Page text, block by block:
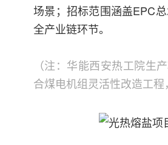
场景；招标范围涵盖EPC
全产业链环节。
（注：华能西安热工院生
合煤电机组灵活性改造工程